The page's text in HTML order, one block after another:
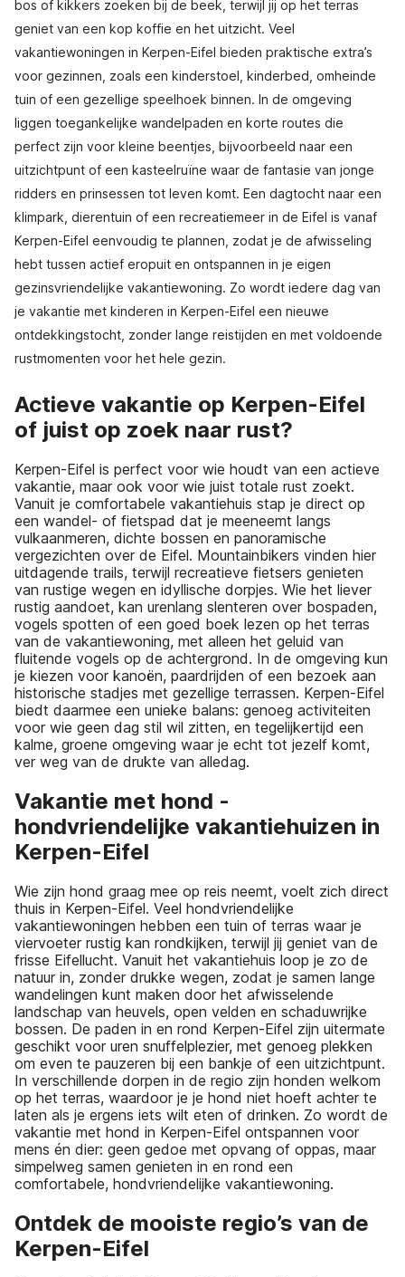
bos of kikkers zoeken bij de beek, terwijl jij op het terras
geniet van een kop koffie en het uitzicht. Veel
vakantiewoningen in Kerpen-Eifel bieden praktische extra’s
voor gezinnen, zoals een kinderstoel, kinderbed, omheinde
tuin of een gezellige speelhoek binnen. In de omgeving
liggen toegankelijke wandelpaden en korte routes die
perfect zijn voor kleine beentjes, bijvoorbeeld naar een
uitzichtpunt of een kasteelruïne waar de fantasie van jonge
ridders en prinsessen tot leven komt. Een dagtocht naar een
klimpark, dierentuin of een recreatiemeer in de Eifel is vanaf
Kerpen-Eifel eenvoudig te plannen, zodat je de afwisseling
hebt tussen actief eropuit en ontspannen in je eigen
gezinsvriendelijke vakantiewoning. Zo wordt iedere dag van
je vakantie met kinderen in Kerpen-Eifel een nieuwe
ontdekkingstocht, zonder lange reistijden en met voldoende
rustmomenten voor het hele gezin.
Actieve vakantie op Kerpen-Eifel
of juist op zoek naar rust?
Kerpen-Eifel is perfect voor wie houdt van een actieve
vakantie, maar ook voor wie juist totale rust zoekt.
Vanuit je comfortabele vakantiehuis stap je direct op
een wandel- of fietspad dat je meeneemt langs
vulkaanmeren, dichte bossen en panoramische
vergezichten over de Eifel. Mountainbikers vinden hier
uitdagende trails, terwijl recreatieve fietsers genieten
van rustige wegen en idyllische dorpjes. Wie het liever
rustig aandoet, kan urenlang slenteren over bospaden,
vogels spotten of een goed boek lezen op het terras
van de vakantiewoning, met alleen het geluid van
fluitende vogels op de achtergrond. In de omgeving kun
je kiezen voor kanoën, paardrijden of een bezoek aan
historische stadjes met gezellige terrassen. Kerpen-Eifel
biedt daarmee een unieke balans: genoeg activiteiten
voor wie geen dag stil wil zitten, en tegelijkertijd een
kalme, groene omgeving waar je echt tot jezelf komt,
ver weg van de drukte van alledag.
Vakantie met hond -
hondvriendelijke vakantiehuizen in
Kerpen-Eifel
Wie zijn hond graag mee op reis neemt, voelt zich direct
thuis in Kerpen-Eifel. Veel hondvriendelijke
vakantiewoningen hebben een tuin of terras waar je
viervoeter rustig kan rondkijken, terwijl jij geniet van de
frisse Eifellucht. Vanuit het vakantiehuis loop je zo de
natuur in, zonder drukke wegen, zodat je samen lange
wandelingen kunt maken door het afwisselende
landschap van heuvels, open velden en schaduwrijke
bossen. De paden in en rond Kerpen-Eifel zijn uitermate
geschikt voor uren snuffelplezier, met genoeg plekken
om even te pauzeren bij een bankje of een uitzichtpunt.
In verschillende dorpen in de regio zijn honden welkom
op het terras, waardoor je je hond niet hoeft achter te
laten als je ergens iets wilt eten of drinken. Zo wordt de
vakantie met hond in Kerpen-Eifel ontspannen voor
mens én dier: geen gedoe met opvang of oppas, maar
simpelweg samen genieten in en rond een
comfortabele, hondvriendelijke vakantiewoning.
Ontdek de mooiste regio’s van de
Kerpen-Eifel